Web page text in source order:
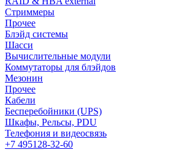
Стриммеры
Прочее
Блэйд системы
Шасси
Вычислительные модули
Коммутаторы для блэйдов
Мезонин
Прочее
Кабели
Бесперебойники (UPS)
Шкафы, Рельсы, PDU
Телефония и видеосвязь
+7 495128-32-60